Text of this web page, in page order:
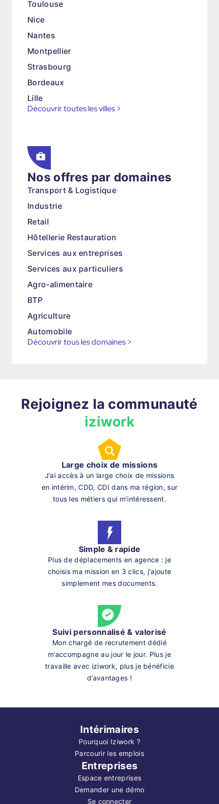
Toulouse
Nice
Nantes
Montpellier
Strasbourg
Bordeaux
Lille
Découvrir toutes les villes >
Nos offres par domaines
Transport & Logistique
Industrie
Retail
Hôtellerie Restauration
Services aux entreprises
Services aux particuliers
Agro-alimentaire
BTP
Agriculture
Automobile
Découvrir tous les domaines >
Rejoignez la communauté
iziwork
Large choix de missions
J’ai accès à un large choix de missions
en intérim, CDD, CDI dans ma région, sur
tous les métiers qui m’intéressent.
Simple & rapide
Plus de déplacements en agence : je
choisis ma mission en 3 clics, j'ajoute
simplement mes documents.
Suivi personnalisé & valorisé
Mon chargé de recrutement dédié
m’accompagne au jour le jour. Plus je
travaille avec iziwork, plus je bénéficie
d’avantages !
Intérimaires
Pourquoi Iziwork ?
Parcourir les emplois
Entreprises
Espace entreprises
Demander une démo
Se connecter